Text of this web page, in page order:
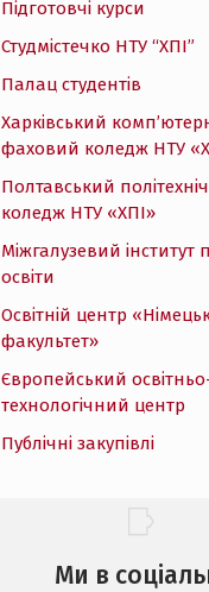
Підготовчі курси
Студмістечко НТУ “ХПІ”
Палац студентів
Харківський
фаховий коледж НТУ
Полтавський
коледж НТУ «ХПI»
Міжгалузевий інститут
освіти
Освітній центр
факультет»
Європейський
технологічний центр
Публічні закупівлі
Ми в